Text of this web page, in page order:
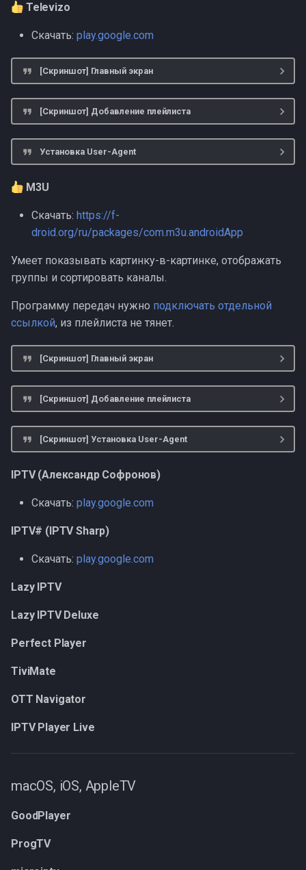
Televizo
Скачать: play.google.com
[Скриншот] Главный экран
[Скриншот] Добавление плейлиста
Установка User-Agent
M3U
Скачать: https://f-
droid.org/ru/packages/com.m3u.androidApp
Умеет показывать картинку-в-картинке, отображать
группы и сортировать каналы.
Программу передач нужно подключать отдельной
ссылкой, из плейлиста не тянет.
[Скриншот] Главный экран
[Скриншот] Добавление плейлиста
[Скриншот] Установка User-Agent
IPTV (Александр Софронов)
Скачать: play.google.com
IPTV# (IPTV Sharp)
Скачать: play.google.com
Lazy IPTV
Lazy IPTV Deluxe
Perfect Player
TiviMate
OTT Navigator
IPTV Player Live
macOS, iOS, AppleTV
GoodPlayer
ProgTV